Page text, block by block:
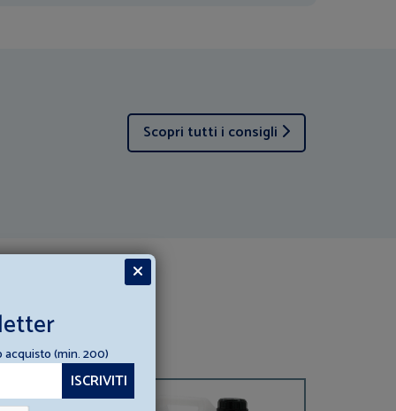
Scopri tutti i consigli
(min. 200)